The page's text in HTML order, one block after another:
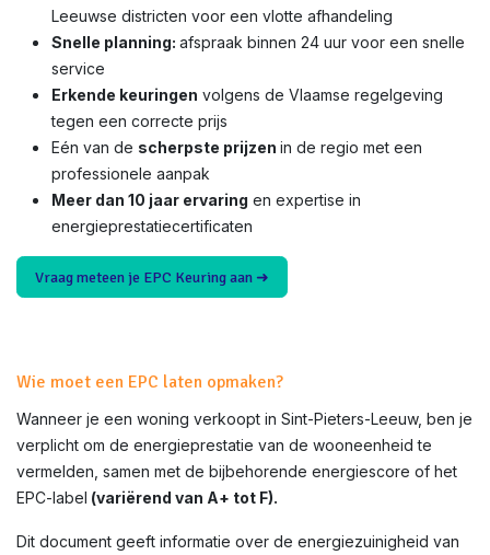
Leeuwse districten voor een vlotte afhandeling
Snelle planning: afspraak binnen 24 uur voor een snelle
service
Erkende keuringen volgens de Vlaamse regelgeving
tegen een correcte prijs
Eén van de scherpste prijzen in de regio met een
professionele aanpak
Meer dan 10 jaar ervaring en expertise in
energieprestatiecertificaten
Vraag meteen je EPC Keuring aan ➜
Wie moet een EPC laten opmaken?
Wanneer je een woning verkoopt in Sint-Pieters-Leeuw, ben je
verplicht om de energieprestatie van de wooneenheid te
vermelden, samen met de bijbehorende energiescore of het
EPC-label (variërend van A+ tot F).
Dit document geeft informatie over de energiezuinigheid van